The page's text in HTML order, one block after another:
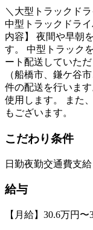
＼大型トラックド
中型トラックドラ
内容】 夜間や早朝
す。 中型トラック
ート配送していた
（船橋市、鎌ケ谷
件の配送を行いま
使用します。 また
もございます。
こだわり条件
日勤夜勤交通費支給
給与
【月給】30.6万円〜